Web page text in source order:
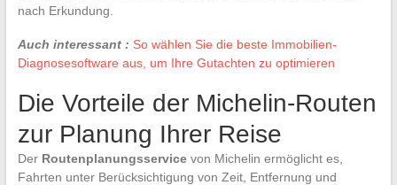
nach Erkundung.
Auch interessant : So wählen Sie die beste Immobilien-
Diagnosesoftware aus, um Ihre Gutachten zu optimieren
Die Vorteile der Michelin-Routen
zur Planung Ihrer Reise
Der Routenplanungsservicevon Michelin ermöglicht es,
Fahrten unter Berücksichtigung von Zeit, Entfernung und